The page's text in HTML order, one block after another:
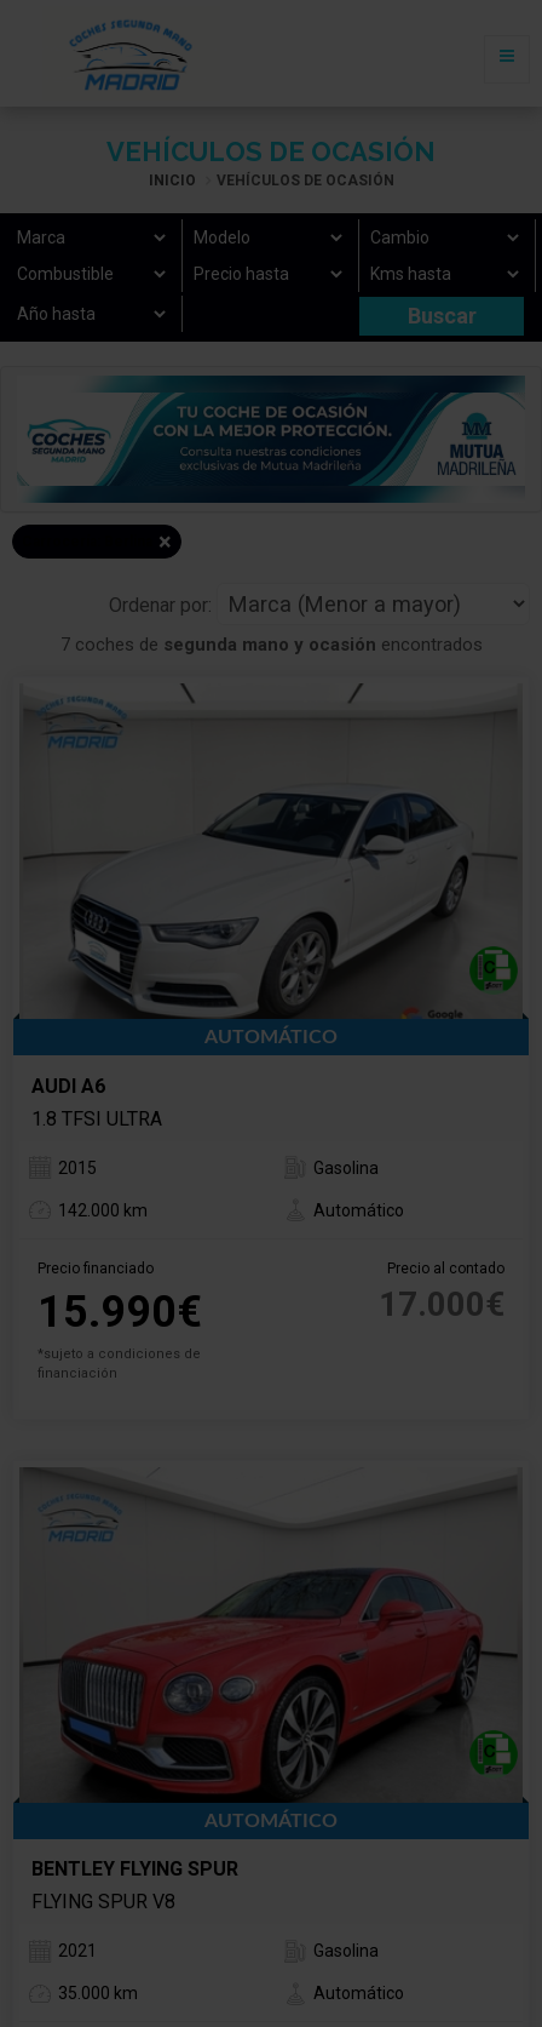
VEHÍCULOS DE OCASIÓN
INICIO VEHÍCULOS DE OCASIÓN
×
Ordenar por:
7 coches de segunda mano y ocasión encontrados
AUTOMÁTICO
AUDI A6
1.8 TFSI ULTRA
2015 Gasolina
142.000 km Automático
Precio financiado
15.990€
*sujeto a condiciones de
financiación
Precio al contado
17.000€
AUTOMÁTICO
BENTLEY FLYING SPUR
FLYING SPUR V8
2021 Gasolina
35.000 km Automático